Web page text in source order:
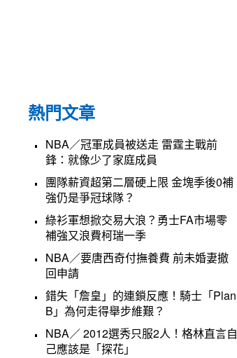
熱門文章
NBA／冠軍成員被送走 雷霆主戰前
鋒：就像少了家庭成員
團隊薪資超第二層硬上限 金塊季後0補
強仍是爭冠球隊？
綠衫軍想掀交易大浪？勇士FA市場零
補強又浪費柯瑞一季
NBA／要唐西奇付撫養費 前未婚妻撤
回申請
錯失「詹皇」的連鎖反應！騎士「Plan
B」為何走得舉步維艱？
NBA／ 2012選秀只服2人！格林直言自
己應該是「探花」